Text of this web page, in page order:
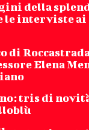
della
le interviste ai
di
Elena
tris di